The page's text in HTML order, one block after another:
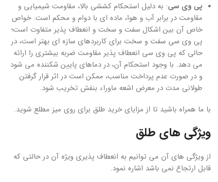
پی وی سی: به دلیل استحکام کششی بالا، مقاومت شیمیایی و
مقاومت در برابر آب و هوا، ماده ای با دوام و محکم است. خواص
خاص آن بین اشکال سفت و سخت و انعطاف پذیر متفاوت است؛
پی وی سی سفت و سخت برای کاربردهای سازه ای بهتر است، در
حالی که پی وی سی انعطاف پذیر مقاومت ضربه بیشتری را ارائه
می دهد. با وجود استحکام آن، در دماهای پایین شکننده می شود
و در صورت عدم پرداخت مناسب، ممکن است در اثر قرار گرفتن
طولانی مدت در معرض اشعه ماوراء بنفش تخریب شود.
با ما همراه باشید تا از مزایای خرید طلق برای روی میز مطلع شوید.
ویژگی های طلق
از ویژگی های آن می توانیم به انعطاف پذیری ویژه آن در حالتی که
قابل ارتجاع نمی باشد اشاره نمود.